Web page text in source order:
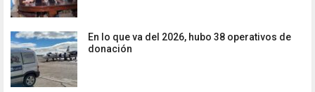
En lo que va del 2026, hubo 38 operativos de
donación